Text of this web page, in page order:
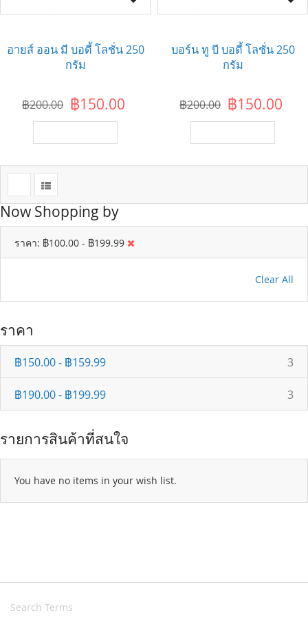
อายส์ ออน มี บอดี้ โลชั่น 250
กรัม
฿150.00
฿200.00
บอร์น ทู บี บอดี้ โลชั่น 250
กรัม
฿150.00
฿200.00
Now Shopping by
ราคา ฿100.00 - ฿199.99
Clear All
ราคา
฿150.00- ฿159.99 3
฿190.00- ฿199.99 3
รายการสินค้าที่สนใจ
You have no items in your wish list.
Search Terms